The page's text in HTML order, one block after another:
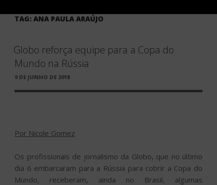
TAG: ANA PAULA ARAÚJO
Globo reforça equipe para a Copa do
Mundo na Rússia
PUBLICADO
9 DE JUNHO DE 2018
Por Nicole Gomez
Os profissionais de jornalismo da Globo, que no último
dia 6 embarcaram para a Rússia para cobrir a Copa do
Mundo, receberam, ainda no Brasil, algumas